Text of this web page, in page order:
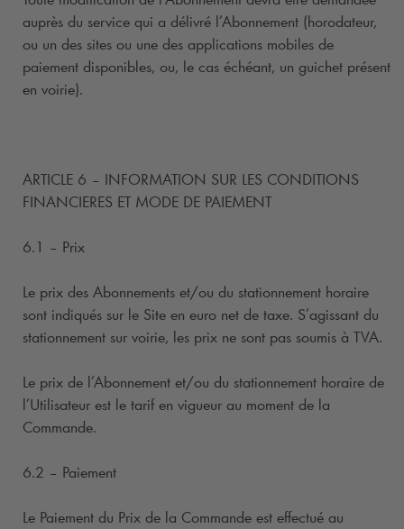
auprès du service qui a délivré l’Abonnement (horodateur,
ou un des sites ou une des applications mobiles de
paiement disponibles, ou, le cas échéant, un guichet présent
en voirie).
ARTICLE 6 – INFORMATION SUR LES CONDITIONS
FINANCIERES ET MODE DE PAIEMENT
6.1 – Prix
Le prix des Abonnements et/ou du stationnement horaire
sont indiqués sur le Site en euro net de taxe. S’agissant du
stationnement sur voirie, les prix ne sont pas soumis à TVA.
Le prix de l’Abonnement et/ou du stationnement horaire de
l’Utilisateur est le tarif en vigueur au moment de la
Commande.
6.2 – Paiement
Le Paiement du Prix de la Commande est effectué au